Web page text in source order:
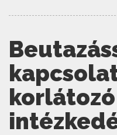
korlátozó